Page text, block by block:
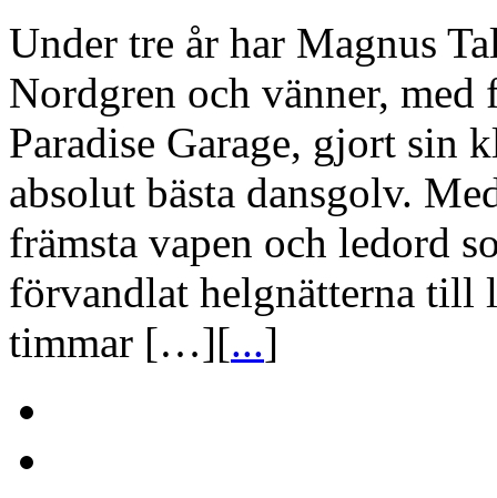
Under tre år har Magnus
Nordgren och vänner,
Paradise Garage, gjort sin
absolut bästa dansgolv.
främsta vapen och ledord
förvandlat helgnätterna till
timmar […][...]